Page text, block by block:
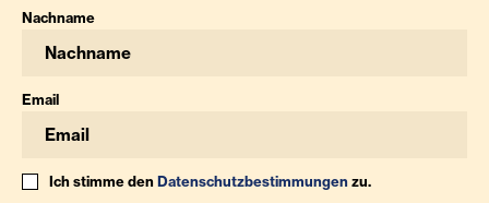
Nachname
Email
Ich stimme denDatenschutzbestimmungenzu.